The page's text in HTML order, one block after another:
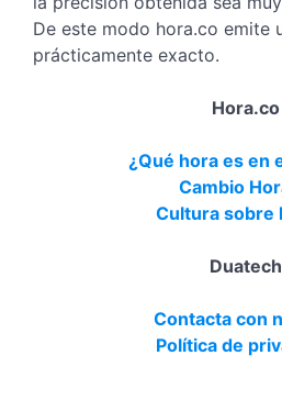
De este modo hora.co emite
prácticamente exacto.
Hora.co
¿Qué hora es en
Cambio
Cultura sobre
Duatech
Contacta con
Política de